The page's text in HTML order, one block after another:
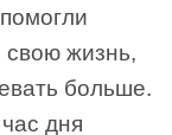
свою жизнь,
больше.
дня